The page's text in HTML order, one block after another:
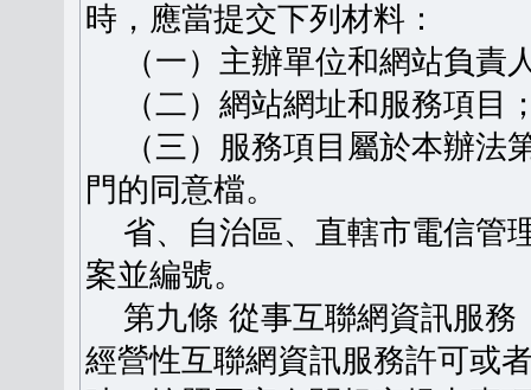
時，應當提交下列材料：
（一）主辦單位和網站負責
（二）網站網址和服務項目
（三）服務項目屬於本辦法
門的同意檔。
省、自治區、直轄市電信管
案並編號。
第九條 從事互聯網資訊服務
經營性互聯網資訊服務許可或